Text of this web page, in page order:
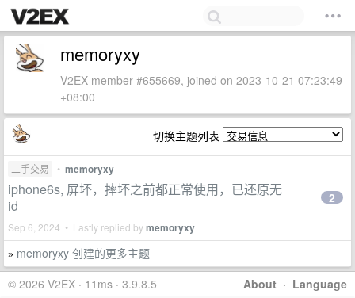
memoryxy
V2EX member #655669, joined on 2023-10-21 07:23:49
+08:00
切换主题列表
二手交易 • memoryxy
iphone6s, 屏坏，摔坏之前都正常使用，已还原无
id
Sep 6, 2024 • Lastly replied bymemoryxy
2
» memoryxy 创建的更多主题
About · Language
© 2026 V2EX · 11ms · 3.9.8.5